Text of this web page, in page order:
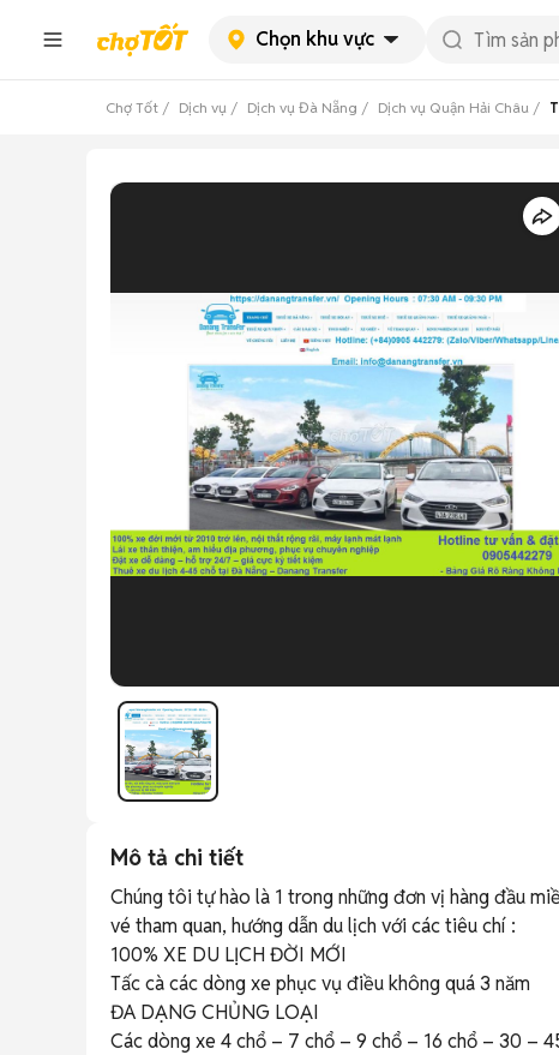
Chọn khu vực
Chợ Tốt Dịch vụ Dịch vụ Đà Nẵng Dịch vụ Quận Hải Châu
Mô tả chi tiết
Chúng tôi tự hào là 1 trong những đơn vị hàng đầu
vé tham quan, hướng dẫn du lịch với các tiêu chí :
100% XE DU LỊCH ĐỜI MỚI
Tấc cà các dòng xe phục vụ điều không quá 3 năm
ĐA DẠNG CHỦNG LOẠI
Các dòng xe 4 chổ – 7 chổ – 9 chổ – 16 chổ – 30 –